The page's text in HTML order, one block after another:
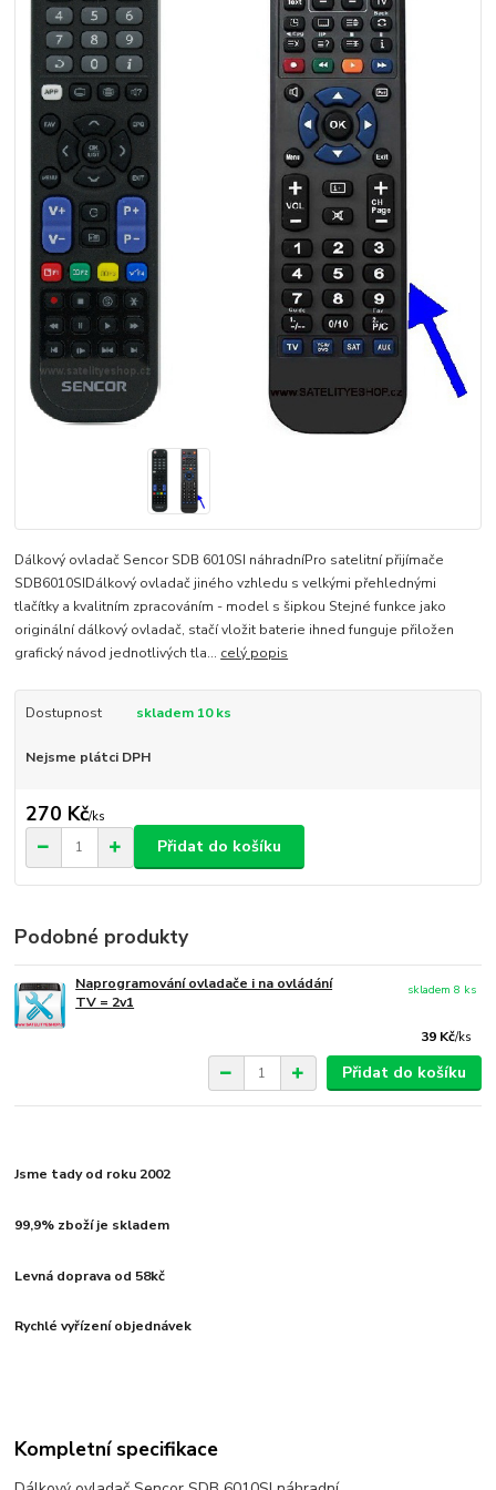
Dálkový ovladač Sencor SDB 6010SI náhradníPro satelitní přijímače
SDB6010SIDálkový ovladač jiného vzhledu s velkými přehlednými
tlačítky a kvalitním zpracováním - model s šipkou Stejné funkce jako
originální dálkový ovladač, stačí vložit baterie ihned funguje přiložen
grafický návod jednotlivých tla... celý popis
Dostupnost skladem 10 ks
Nejsme plátci DPH
270 Kč/ks
Přidat do košíku
Podobné produkty
Naprogramování ovladače i na ovládání
TV = 2v1
39 Kč/ks
skladem 8 ks
Přidat do košíku
Jsme tady od roku 2002
99,9% zboží je skladem
Levná doprava od 58kč
Rychlé vyřízení objednávek
Kompletní specifikace